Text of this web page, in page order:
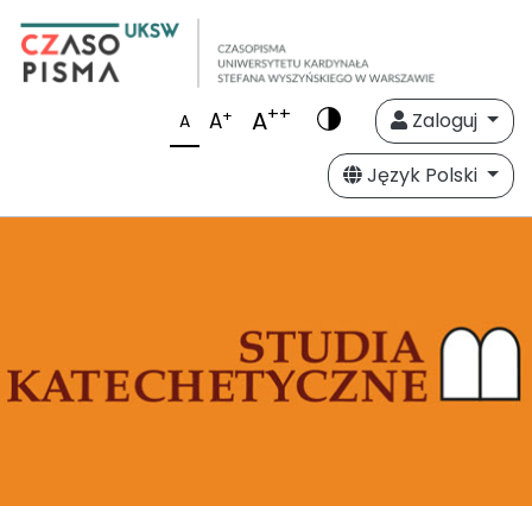
A A+ A++
Zaloguj
Język Polski